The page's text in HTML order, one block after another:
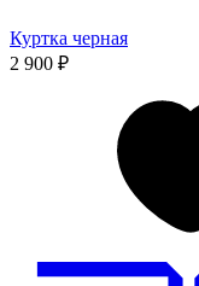
Куртка черная
2 900 ₽